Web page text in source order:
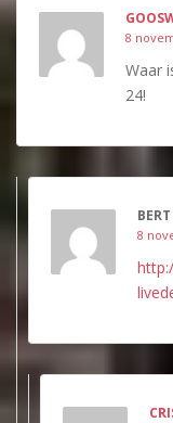
8
Waar
24!
BERT
8